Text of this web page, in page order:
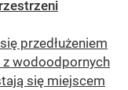
przedłużeniem
z wodoodpornych
się miejscem